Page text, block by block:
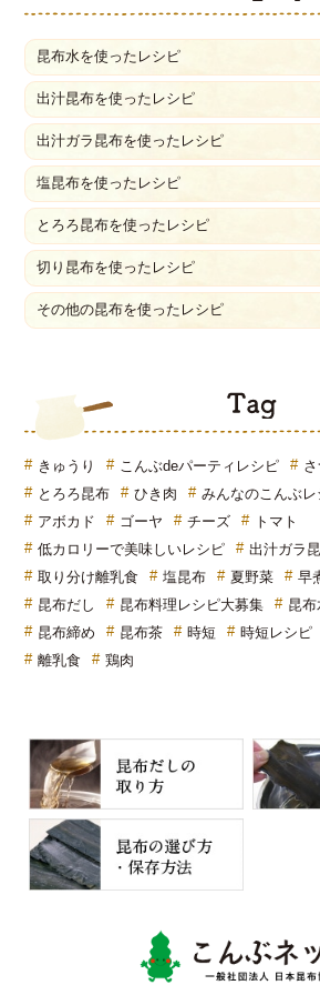
昆布水を使ったレシピ
出汁昆布を使ったレシピ
出汁ガラ昆布を使ったレシピ
塩昆布を使ったレシピ
とろろ昆布を使ったレシピ
切り昆布を使ったレシピ
その他の昆布を使ったレシピ
きゅうり こんぶdeパーティレシピ
とろろ昆布
ひき肉 みんなのこんぶレ
アボカド
ゴーヤ チーズ
トマト
低カロリーで美味しいレシピ
出汁ガラ
取り分け離乳食
塩昆布 夏野菜 早
昆布だし
昆布料理レシピ大募集 昆布
昆布締め
昆布茶 時短 時短レシピ
離乳食
鶏肉